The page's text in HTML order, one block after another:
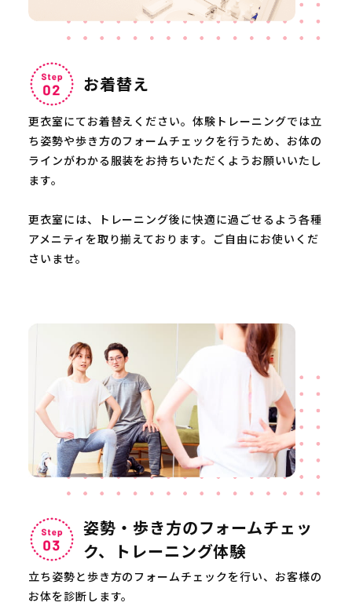
お着替え
更衣室にてお着替えください。体験トレーニングでは立
ち姿勢や歩き方のフォームチェックを行うため、お体の
ラインがわかる服装をお持ちいただくようお願いいたし
ます。
更衣室には、トレーニング後に快適に過ごせるよう各種
アメニティを取り揃えております。ご自由にお使いくだ
さいませ。
姿勢・歩き方のフォームチェッ
ク、トレーニング体験
立ち姿勢と歩き方のフォームチェックを行い、お客様の
お体を診断します。